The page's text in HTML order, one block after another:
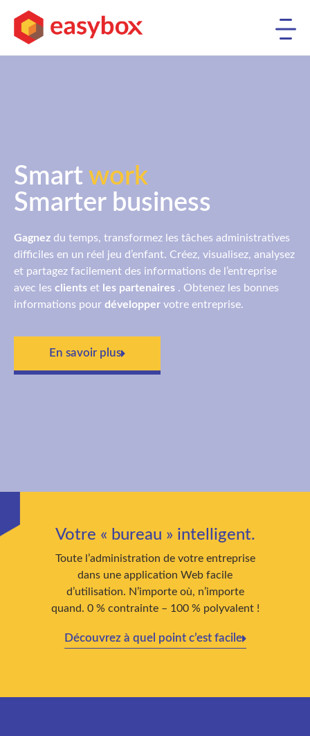
Smart work
Smarter business
Gagnez du temps, transformez les tâches administratives
difficiles en un réel jeu d’enfant. Créez, visualisez, analysez
et partagez facilement des informations de l’entreprise
avec les clients et les partenaires . Obtenez les bonnes
informations pour développer votre entreprise.
En savoir plus
Votre « bureau » intelligent.
Toute l’administration de votre entreprise
dans une application Web facile
d’utilisation. N’importe où, n’importe
quand. 0 % contrainte – 100 % polyvalent !
Découvrez à quel point c’est facile